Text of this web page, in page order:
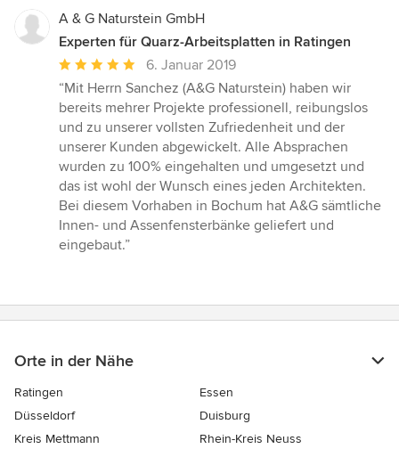
A & G Naturstein GmbH
Experten für Quarz-Arbeitsplatten in Ratingen
Durchschnittliche
Bewertung:
5
von
5
Sternen
6. Januar 2019
“Mit Herrn Sanchez (A&G Naturstein) haben wir
bereits mehrer Projekte professionell, reibungslos
und zu unserer vollsten Zufriedenheit und der
unserer Kunden abgewickelt. Alle Absprachen
wurden zu 100% eingehalten und umgesetzt und
das ist wohl der Wunsch eines jeden Architekten.
Bei diesem Vorhaben in Bochum hat A&G sämtliche
Innen- und Assenfensterbänke geliefert und
eingebaut.”
Orte in der Nähe
Ratingen
Essen
Düsseldorf
Duisburg
Kreis Mettmann
Rhein-Kreis Neuss